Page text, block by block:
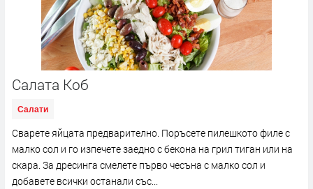
Салата Коб
Салати
Сварете яйцата предварително. Поръсете пилешкото филе с
малко сол и го изпечете заедно с бекона на грил тиган или на
скара. За дресинга смелете първо чесъна с малко сол и
добавете всички останали със...